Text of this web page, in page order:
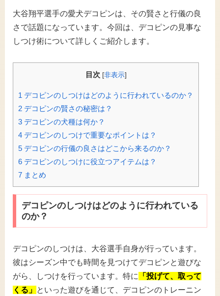
大谷翔平選手の愛犬デコピンは、その賢さと行儀の良
さで話題になっています。今回は、デコピンの見事な
しつけ術について詳しくご紹介します。
目次 [非表示]
1 デコピンのしつけはどのように行われているのか？
2 デコピンの賢さの秘密は？
3 デコピンの犬種は何か？
4 デコピンのしつけで重要なポイントは？
5 デコピンの行儀の良さはどこから来るのか？
6 デコピンのしつけに役立つアイテムは？
7 まとめ
デコピンのしつけはどのように行われている
のか？
デコピンのしつけは、大谷選手自身が行っています。
彼はシーズン中でも時間を見つけてデコピンと遊びな
がら、しつけを行っています。特に
「投げて、取って
くる」 といった遊びを通じて、デコピンのトレーニン